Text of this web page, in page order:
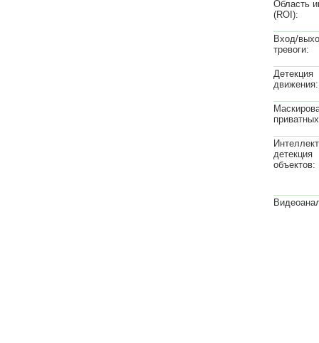
Область
(ROI):
Вход/
тревоги:
Детекция
движения:
детекция
объектов: